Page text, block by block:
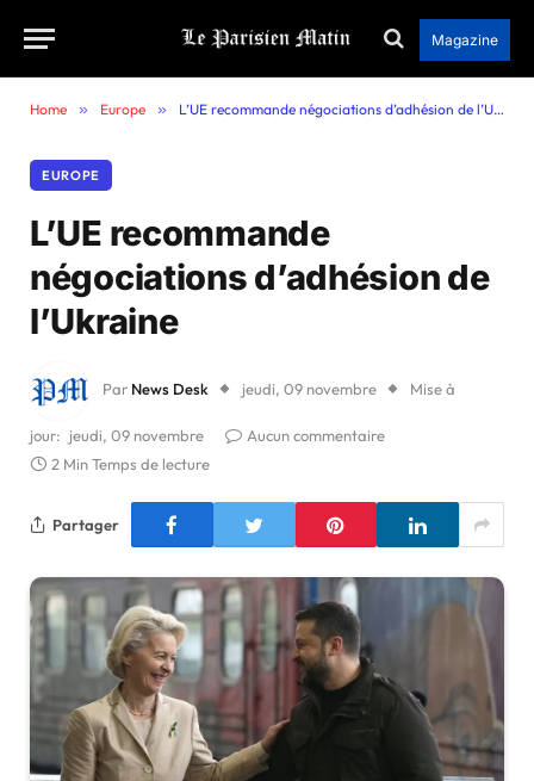
Magazine
Home » Europe » L’UE recommande négociations d’adhésion de l’Ukraine
EUROPE
L’UE recommande
négociations d’adhésion de
l’Ukraine
Par News Desk jeudi, 09 novembre Mise à
jour: jeudi, 09 novembre
Aucun commentaire
2 Min Temps de lecture
Partager